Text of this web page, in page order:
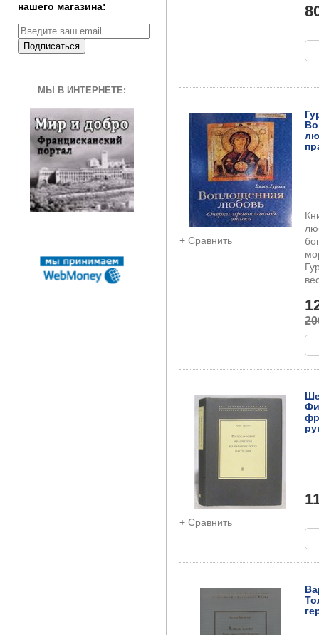
+ Сравнить
+ Сравнить
нашего магазина:
Подписаться
МЫ В ИНТЕРНЕТЕ: